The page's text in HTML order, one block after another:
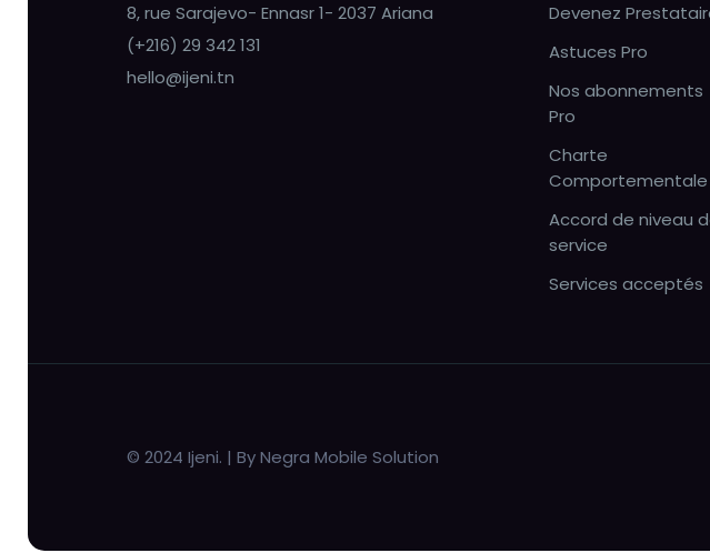
8, rue Sarajevo- Ennasr 1- 2037 Ariana
(+216) 29 342 131
hello@ijeni.tn
Devenez
Astuces Pro
Nos abonnements
Pro
Charte
Comportementale
Accord de niveau
service
Services acceptés
© 2024 Ijeni. | By Negra Mobile Solution